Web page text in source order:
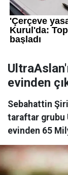
evinden
Sebahattin
taraftar grubu
evinden 65